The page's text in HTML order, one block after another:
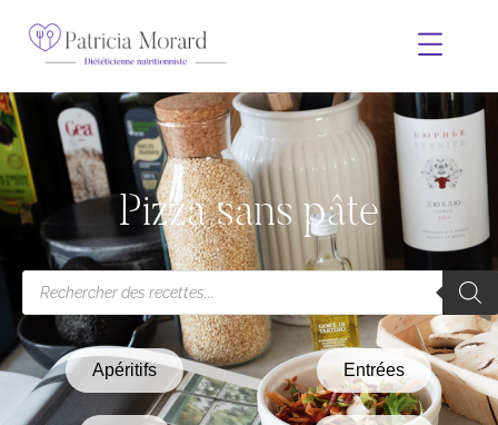
Pizza sans pâte
Apéritifs Entrées